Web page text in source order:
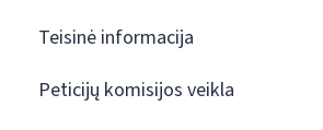
Teisinė informacija
Peticijų komisijos veikla